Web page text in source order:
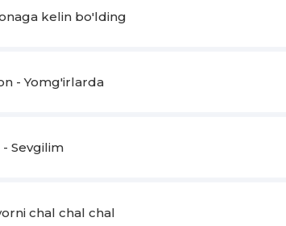
kelin bo'lding
- Yomg'irlarda
Sevgilim
chal chal chal